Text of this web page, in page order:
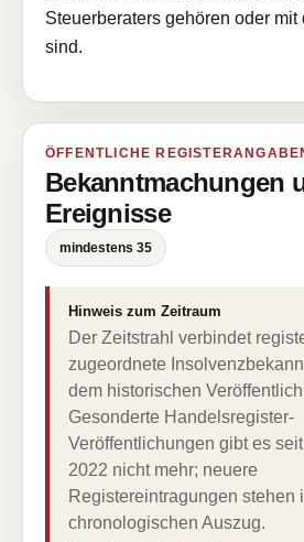
Steuerberaters gehören oder
sind.
ÖFFENTLICHE
Bekanntmachungen
Ereignisse
mindestens 35
Hinweis zum Zeitraum
Der Zeitstrahl verbindet
zugeordnete
dem historischen
Gesonderte Handelsregister-
Veröffentlichungen gibt es
2022 nicht mehr; neuere
Registereintragungen stehen
chronologischen Auszug.